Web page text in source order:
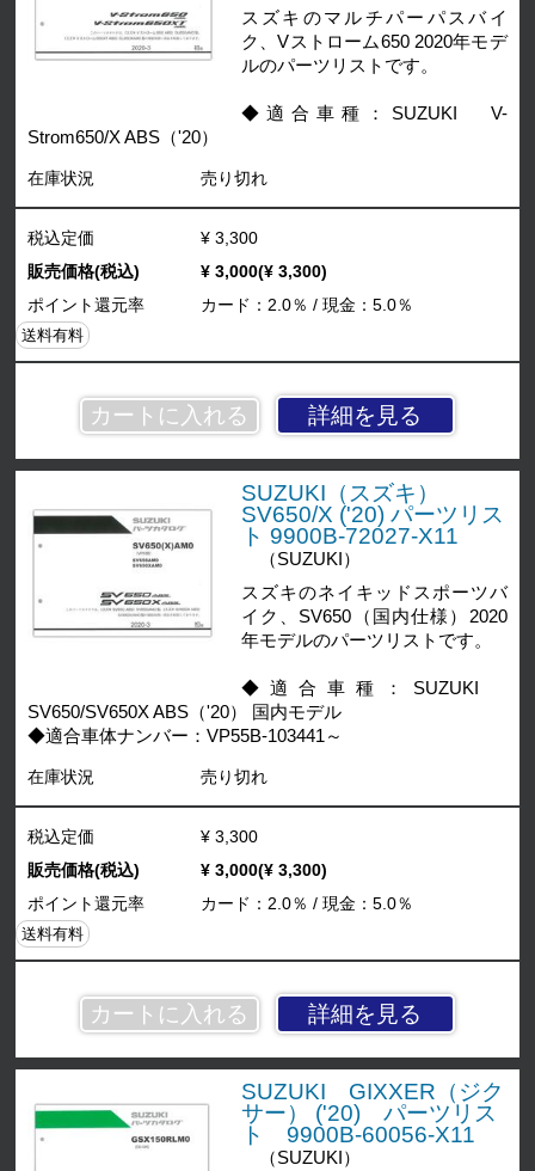
スズキのマルチパーパスバイ
ク、Vストローム650 2020年モデ
ルのパーツリストです。
◆適合車種：SUZUKI V-
Strom650/X ABS（'20）
在庫状況 売り切れ
詳細を見る
税込定価
¥ 3,300
販売価格(税込)
¥ 3,000(¥ 3,300)
ポイント還元率
カード：2.0％ / 現金：5.0％
送料有料
SUZUKI（スズキ）
SV650/X ('20) パーツリス
ト 9900B-72027-X11
（SUZUKI）
スズキのネイキッドスポーツバ
イク、SV650（国内仕様）2020
年モデルのパーツリストです。
◆適合車種：SUZUKI
SV650/SV650X ABS（'20） 国内モデル
◆適合車体ナンバー：VP55B-103441～
在庫状況 売り切れ
詳細を見る
税込定価
¥ 3,300
販売価格(税込)
¥ 3,000(¥ 3,300)
ポイント還元率
カード：2.0％ / 現金：5.0％
送料有料
SUZUKI GIXXER（ジク
サー） ('20) パーツリス
ト 9900B-60056-X11
（SUZUKI）